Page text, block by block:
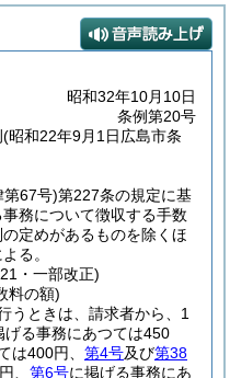
昭和32年10月10日
条例第20号
昭和22年9月1日広島市条
第67号)第227条の規定に基
務について徴収する手数
定めがあるものを除くほ
る。
・一部改正)
料の額)
うときは、請求者から、1
げる事務にあつては450
は400円、 第4号及び第38
、 第6号に掲げる事務にあ